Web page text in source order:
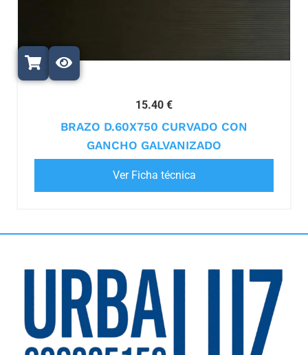
15.40 €
BRAZO D.60X750 CURVADO CON
GANCHO GALVANIZADO
Ver Ficha técnica